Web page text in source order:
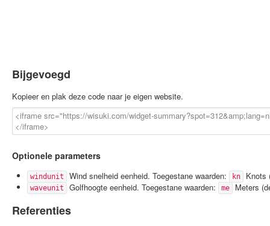
Bijgevoegd
Kopieer en plak deze code naar je eigen website.
Optionele parameters
windunit Wind snelheid eenheid. Toegestane waarden: kn Knots
waveunit Golfhoogte eenheid. Toegestane waarden: me Meters
Referenties